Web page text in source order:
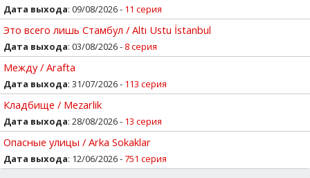
Дата выхода: 09/08/2026 - 11 серия
Это всего лишь Стамбул / Altı Ustu İstanbul
Дата выхода: 03/08/2026 - 8 серия
Между / Arafta
Дата выхода: 31/07/2026 - 113 серия
Кладбище / Mezarlik
Дата выхода: 28/08/2026 - 13 серия
Опасные улицы / Arka Sokaklar
Дата выхода: 12/06/2026 -751 серия